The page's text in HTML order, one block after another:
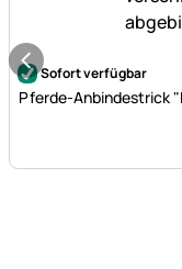
Noch keine
Sofort verfügbar
Pferde-Anbindestrick